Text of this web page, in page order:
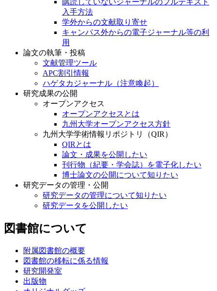
入手方法
学外からの文献取り寄せ
キャンパス外からの電子ジャーナル等の利
用
論文の執筆・投稿
文献管理ツール
APC割引情報
ハゲタカジャーナル（注意喚起）
研究成果の公開
オープンアクセス
オープンアクセスとは
九州大学オープンアクセス方針
九州大学学術情報リポジトリ（QIR）
QIRとは
論文・成果を公開したい
刊行物（紀要・学会誌）を電子化したい
博士論文の公開について知りたい
研究データの管理・公開
研究データの管理について知りたい
研究データを公開したい
図書館について
附属図書館の概要
図書館の移転に係る情報
研究開発室
出版物